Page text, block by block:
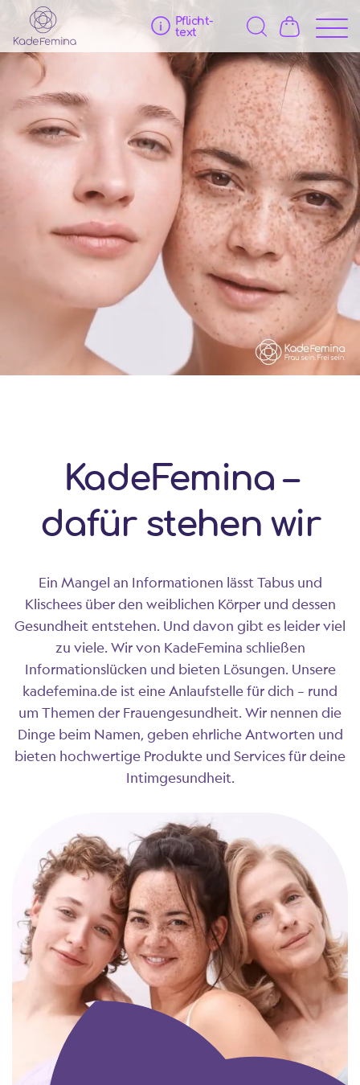
Pflicht­
text
KadeFemina –
dafür stehen wir
Ein Mangel an Informationen lässt Tabus und
Klischees über den weiblichen Körper und dessen
Gesundheit entstehen. Und davon gibt es leider viel
zu viele. Wir von KadeFemina schließen
Informationslücken und bieten Lösungen. Unsere
kadefemina.de ist eine Anlaufstelle für dich – rund
um Themen der Frauengesundheit. Wir nennen die
Dinge beim Namen, geben ehrliche Antworten und
bieten hochwertige Produkte und Services für deine
Intimgesundheit.